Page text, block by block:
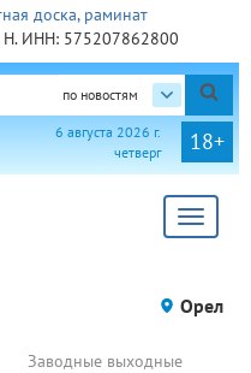
Н. ИНН: 575207862800
по новостям
18+
6 августа 2026 г.
четверг
Toggle
Орел
Заводные выходные